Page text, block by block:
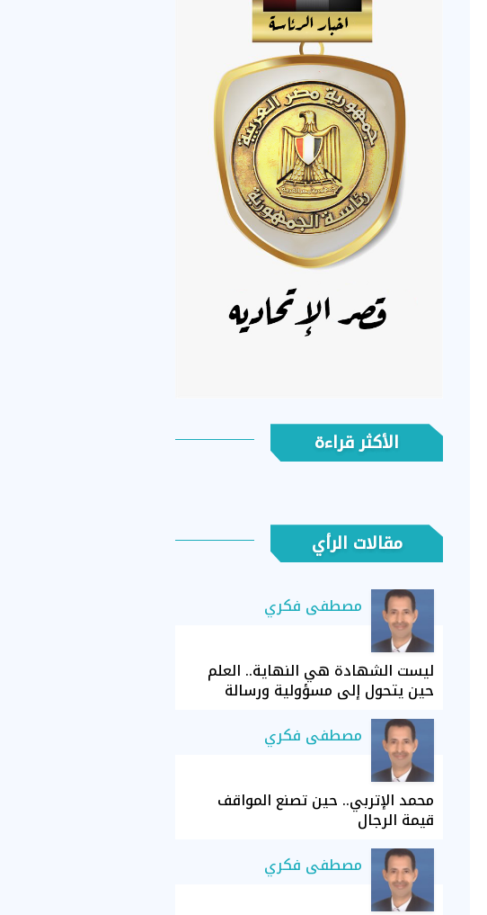
الأكثر قراءة
مقالات الرأي
مصطفى فكري
ليست الشهادة هي النهاية.. العلم
حين يتحول إلى مسؤولية ورسالة
مصطفى فكري
محمد الإتربي.. حين تصنع المواقف
قيمة الرجال
مصطفى فكري